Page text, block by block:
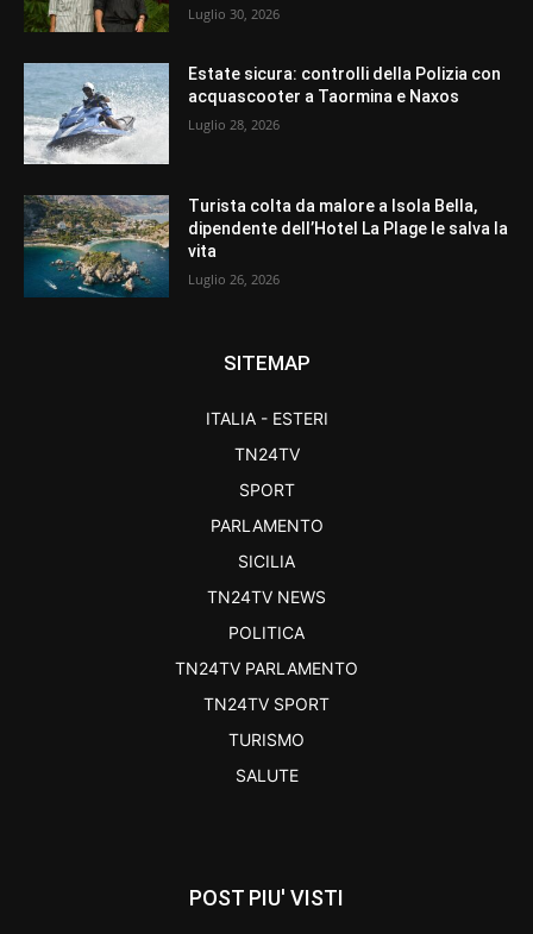
Luglio 30, 2026
Estate sicura: controlli della Polizia con
acquascooter a Taormina e Naxos
Luglio 28, 2026
Turista colta da malore a Isola Bella,
dipendente dell’Hotel La Plage le salva la
vita
Luglio 26, 2026
SITEMAP
ITALIA - ESTERI
TN24TV
SPORT
PARLAMENTO
SICILIA
TN24TV NEWS
POLITICA
TN24TV PARLAMENTO
TN24TV SPORT
TURISMO
SALUTE
POST PIU' VISTI